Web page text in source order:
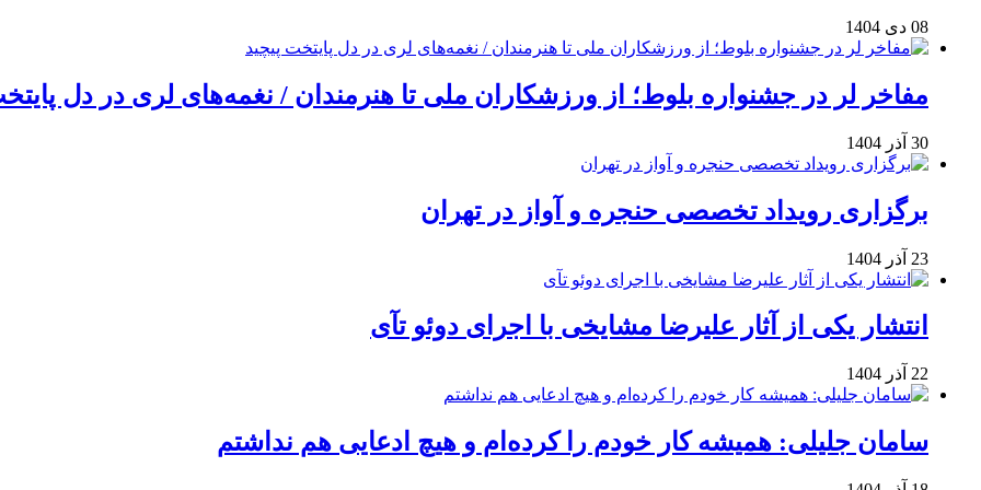
08 دی 1404
مفاخر لر در جشنواره بلوط؛ از ورزشکاران ملی تا هنرمندان / نغمه‌های لری در دل
30 آذر 1404
برگزاری رویداد تخصصی حنجره و آواز در تهران
23 آذر 1404
انتشار یکی از آثار علیرضا مشایخی با اجرای دوئو تآی
22 آذر 1404
سامان جلیلی: همیشه کار خودم را کرده‌ام و هیچ ادعایی هم نداشتم